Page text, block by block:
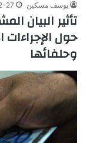
يوسف مسكين 27
تأثير البيان
حول الإجراءات
وحلفائها